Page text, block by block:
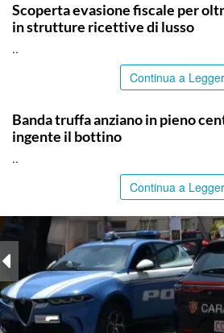
Scoperta evasione fiscale per
in strutture ricettive di lusso
..
Continua a
Banda truffa anziano in pieno
ingente il bottino
..
Continua a